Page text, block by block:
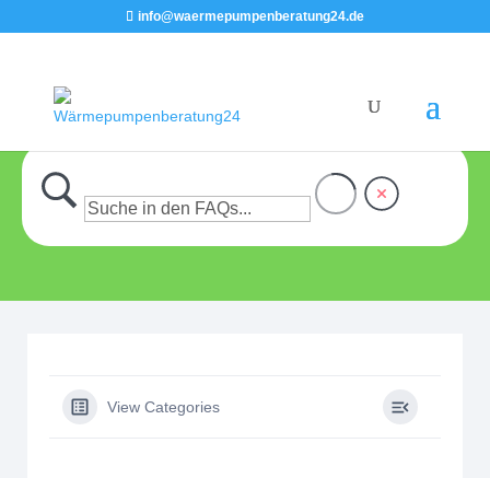
info@waermepumpenberatung24.de
View Categories